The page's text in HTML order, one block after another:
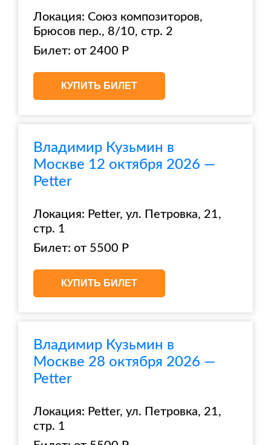
Локация: Союз композиторов,
Брюсов пер., 8/10, стр. 2
Билет: от 2400 Р
КУПИТЬ БИЛЕТ
Владимир Кузьмин в
Москве 12 октября 2026 —
Petter
Локация: Petter, ул. Петровка, 21,
стр. 1
Билет: от 5500 Р
КУПИТЬ БИЛЕТ
Владимир Кузьмин в
Москве 28 октября 2026 —
Petter
Локация: Petter, ул. Петровка, 21,
стр. 1